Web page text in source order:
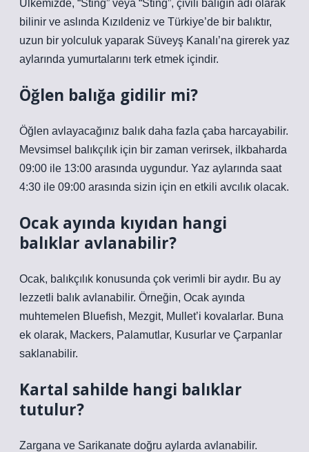
Ülkemizde, “Sting” veya “Sting”, çivili balığın adı olarak
bilinir ve aslında Kızıldeniz ve Türkiye’de bir balıktır,
uzun bir yolculuk yaparak Süveyş Kanalı’na girerek yaz
aylarında yumurtalarını terk etmek içindir.
Öğlen balığa gidilir mi?
Öğlen avlayacağınız balık daha fazla çaba harcayabilir.
Mevsimsel balıkçılık için bir zaman verirsek, ilkbaharda
09:00 ile 13:00 arasında uygundur. Yaz aylarında saat
4:30 ile 09:00 arasında sizin için en etkili avcılık olacak.
Ocak ayında kıyıdan hangi
balıklar avlanabilir?
Ocak, balıkçılık konusunda çok verimli bir aydır. Bu ay
lezzetli balık avlanabilir. Örneğin, Ocak ayında
muhtemelen Bluefish, Mezgit, Mullet’i kovalarlar. Buna
ek olarak, Mackers, Palamutlar, Kusurlar ve Çarpanlar
saklanabilir.
Kartal sahilde hangi balıklar
tutulur?
Zargana ve Sarikanate doğru aylarda avlanabilir.